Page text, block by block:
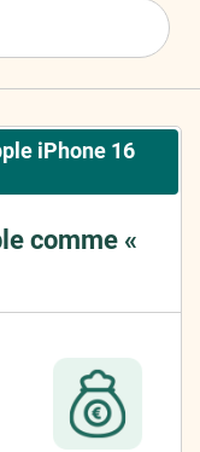
iPhone 16
comme «